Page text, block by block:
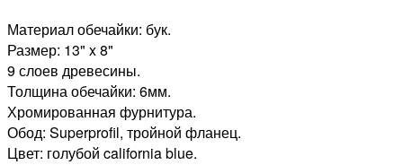
Материал обечайки: бук.
Размер: 13" x 8"
9 слоев древесины.
Толщина обечайки: 6мм.
Хромированная фурнитура.
Обод: Superprofil, тройной фланец.
Цвет: голубой california blue.